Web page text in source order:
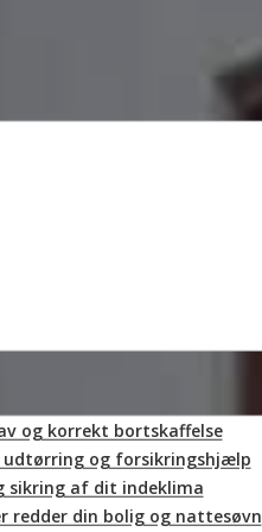
og korrekt bortskaffelse
udtørring og forsikringshjælp
sikring af dit indeklima
redder din bolig og nattesøvn